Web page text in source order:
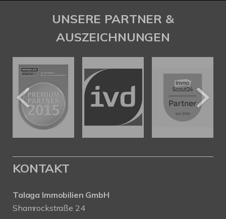
UNSERE PARTNER &
AUSZEICHNUNGEN
KONTAKT
Talaga Immobilien GmbH
Shamrockstraße 24